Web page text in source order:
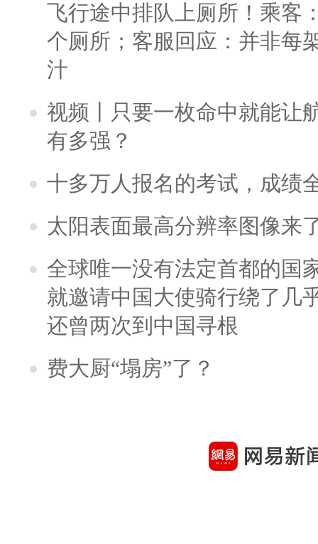
飞行途中排队上厕所！乘客
个厕所；客服回应：并非每
汁
视频丨只要一枚命中就能让
有多强？
十多万人报名的考试，成绩
太阳表面最高分辨率图像来
全球唯一没有法定首都的国
就邀请中国大使骑行绕了几
还曾两次到中国寻根
费大厨“塌房”了？